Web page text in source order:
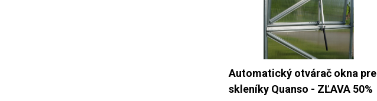
Automatický otvárač okna pre
skleníky Quanso - ZĽAVA 50%